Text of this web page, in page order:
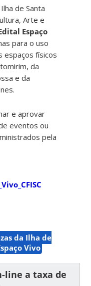
de Santa
Arte e
Espaço
para o uso
espaços físicos
da
e da
e aprovar
eventos ou
pela
da Ilha de
Vivo
line a taxa de